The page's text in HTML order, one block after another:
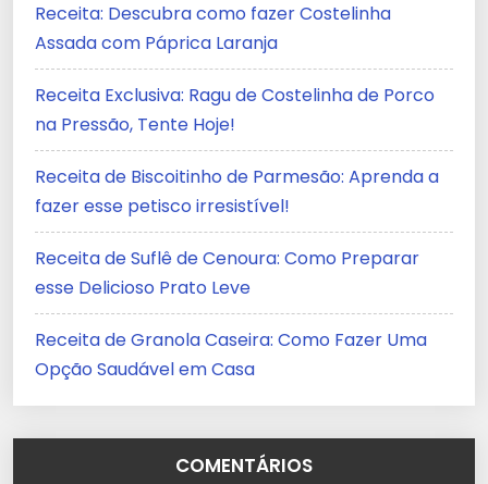
Receita: Descubra como fazer Costelinha
Assada com Páprica Laranja
Receita Exclusiva: Ragu de Costelinha de Porco
na Pressão, Tente Hoje!
Receita de Biscoitinho de Parmesão: Aprenda a
fazer esse petisco irresistível!
Receita de Suflê de Cenoura: Como Preparar
esse Delicioso Prato Leve
Receita de Granola Caseira: Como Fazer Uma
Opção Saudável em Casa
COMENTÁRIOS